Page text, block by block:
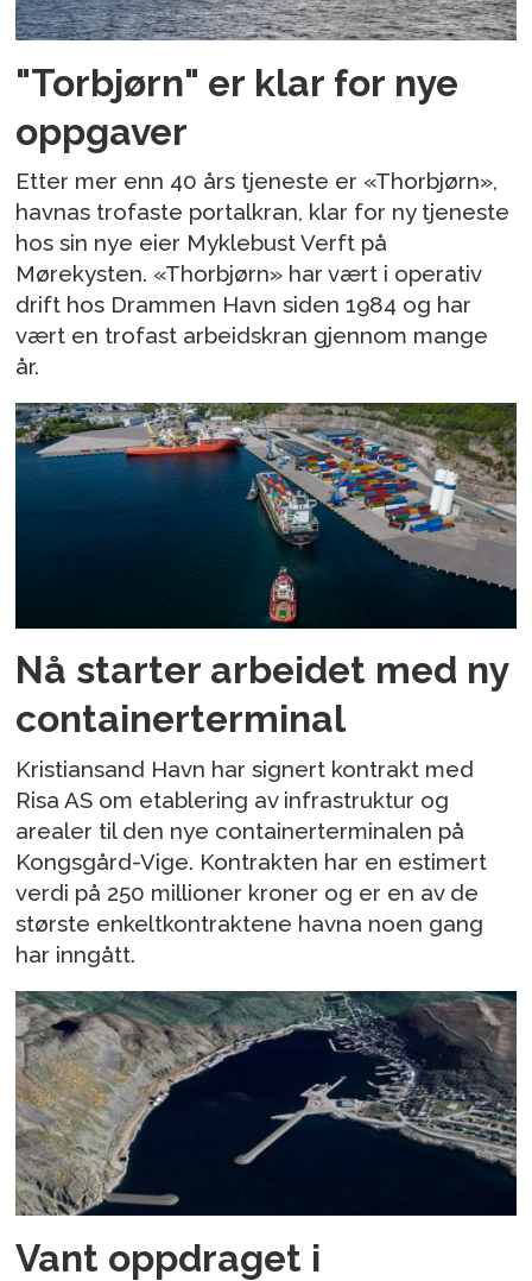
"Torbjørn" er klar for nye
oppgaver
Etter mer enn 40 års tjeneste er «Thorbjørn»,
havnas trofaste portalkran, klar for ny tjeneste
hos sin nye eier Myklebust Verft på
Mørekysten. «Thorbjørn» har vært i operativ
drift hos Drammen Havn siden 1984 og har
vært en trofast arbeidskran gjennom mange
år.
Nå starter arbeidet med ny
containerterminal
Kristiansand Havn har signert kontrakt med
Risa AS om etablering av infrastruktur og
arealer til den nye containerterminalen på
Kongsgård-Vige. Kontrakten har en estimert
verdi på 250 millioner kroner og er en av de
største enkeltkontraktene havna noen gang
har inngått.
Vant oppdraget i